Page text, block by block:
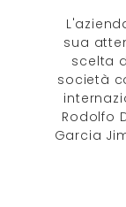
sua
scelta
società
Rodolfo
Garcia